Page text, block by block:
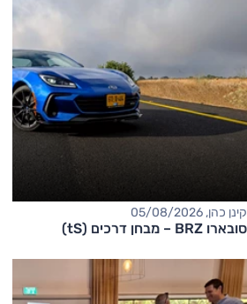
קינן כהן, 05/08/2026
סובארו BRZ – מבחן דרכים (tS)